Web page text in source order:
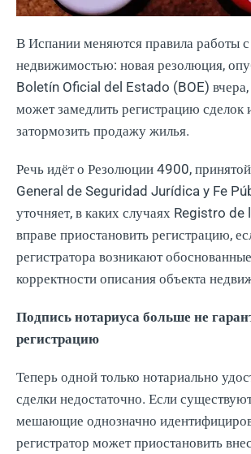
В Испании меняются правила работы с
недвижимостью: новая резолюция,
Boletín Oficial del Estado (BOE) вчера,
может замедлить регистрацию сделок
затормозить продажу жилья.
Речь идёт о Резолюции 4900,
General de Seguridad Jurídica y Fe
уточняет, в каких случаях Registro
вправе приостановить регистрацию,
регистратора возникают
корректности описания объекта
Подпись нотариуса больше не
регистрацию
Теперь одной только нотариально
сделки недостаточно. Если
мешающие однозначно
регистратор может приостановить